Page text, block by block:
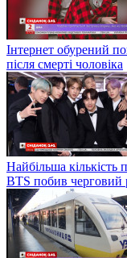
Інтернет обурений
після смерті чоловіка
Найбільша кількість
BTS побив черговий